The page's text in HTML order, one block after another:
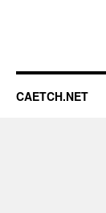
CAETCH.NET